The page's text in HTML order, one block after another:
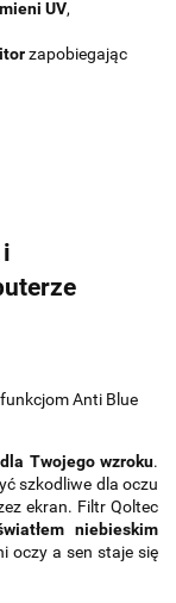
UV,
zapobiegając
Anti Blue
Twojego wzroku.
szkodliwe dla oczu
ekran. Filtr Qoltec
niebieskim
oczy a sen staje się